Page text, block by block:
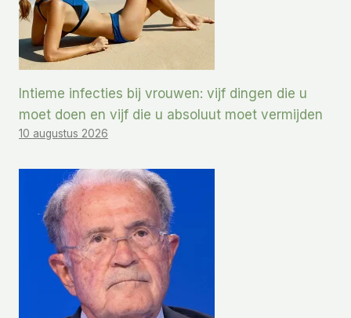
Intieme infecties bij vrouwen: vijf dingen die u
moet doen en vijf die u absoluut moet vermijden
10 augustus 2026